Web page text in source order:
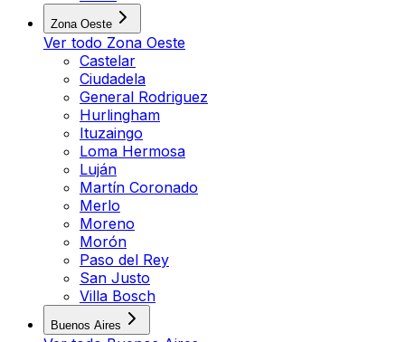
Zona Oeste
Ver todo Zona Oeste
Castelar
Ciudadela
General Rodriguez
Hurlingham
Ituzaingo
Loma Hermosa
Luján
Martín Coronado
Merlo
Moreno
Morón
Paso del Rey
San Justo
Villa Bosch
Buenos Aires